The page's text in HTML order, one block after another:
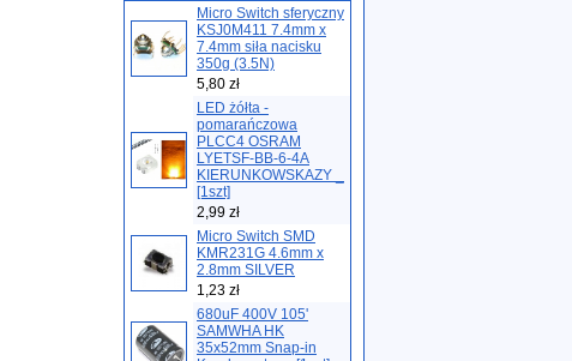
Micro Switch sferyczny
KSJ0M411 7.4mm x
7.4mm siła nacisku
350g (3.5N)
5,80 zł
LED żółta -
pomarańczowa
PLCC4 OSRAM
LYETSF-BB-6-4A
KIERUNKOWSKAZY _
[1szt]
2,99 zł
Micro Switch SMD
KMR231G 4.6mm x
2.8mm SILVER
1,23 zł
680uF 400V 105'
SAMWHA HK
35x52mm Snap-in